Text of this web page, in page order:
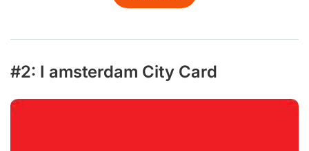
#2: I amsterdam City Card